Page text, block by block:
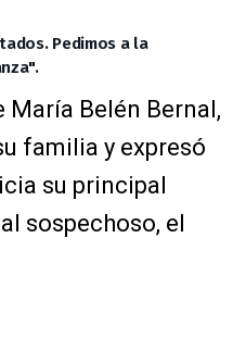
Pedimos a la
María Belén Bernal,
familia y expresó
su principal
sospechoso, el